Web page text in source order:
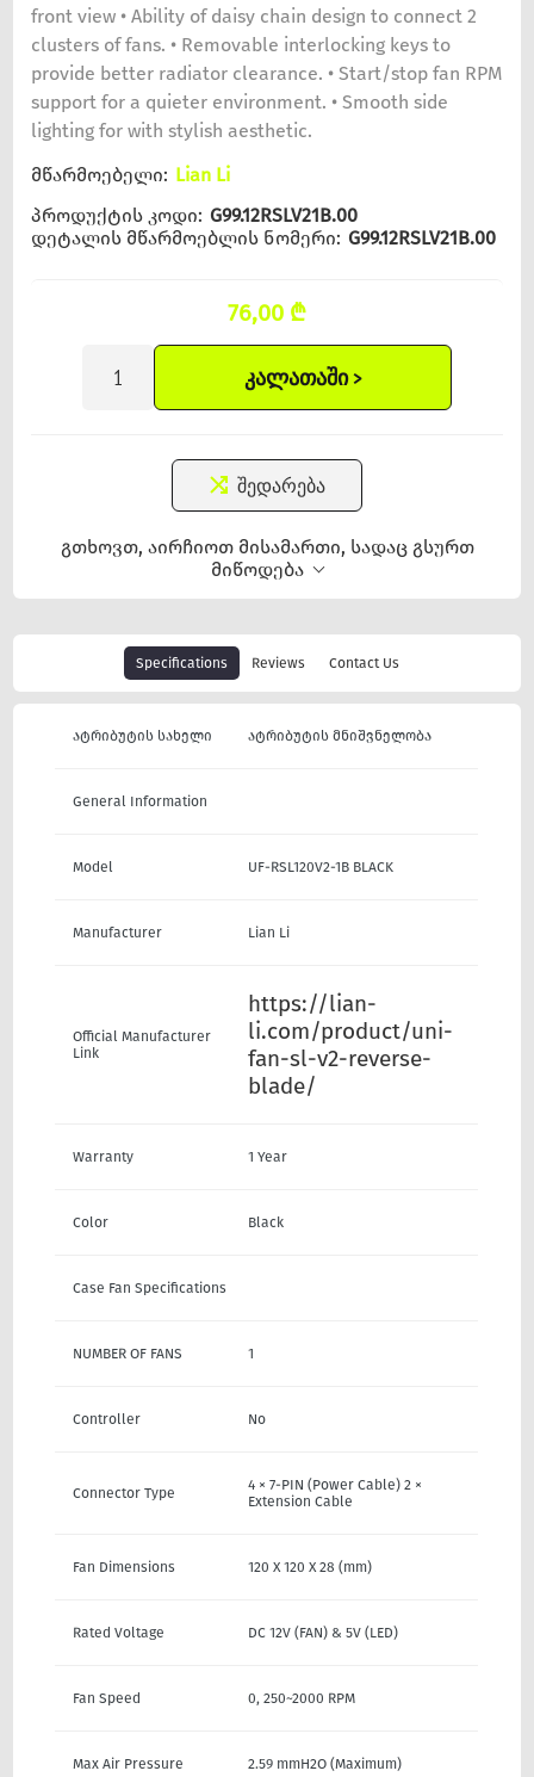
front view • Ability of daisy chain design to connect 2
clusters of fans. • Removable interlocking keys to
provide better radiator clearance. • Start/stop fan RPM
support for a quieter environment. • Smooth side
lighting for with stylish aesthetic.
მწარმოებელი: Lian Li
პროდუქტის კოდი: G99.12RSLV21B.00
დეტალის მწარმოებლის ნომერი: G99.12RSLV21B.00
76,00 ₾
ᲙᲐᲚᲐᲗᲐᲨᲘ >
შედარება
გთხოვთ, აირჩიოთ მისამართი, სადაც გსურთ
მიწოდება
Specifications Reviews Contact Us
ატრიბუტის სახელი ატრიბუტის მნიშვნელობა
General Information
Model UF-RSL120V2-1B BLACK
Manufacturer Lian Li
Official Manufacturer
Link
https://lian-
li.com/product/uni-
fan-sl-v2-reverse-
blade/
Warranty 1 Year
Color Black
Case Fan Specifications
NUMBER OF FANS 1
Controller No
Connector Type
4 × 7-PIN (Power Cable) 2 ×
Extension Cable
Fan Dimensions 120 X 120 X 28 (mm)
Rated Voltage DC 12V (FAN) & 5V (LED)
Fan Speed 0, 250~2000 RPM
Max Air Pressure 2.59 mmH2O (Maximum)